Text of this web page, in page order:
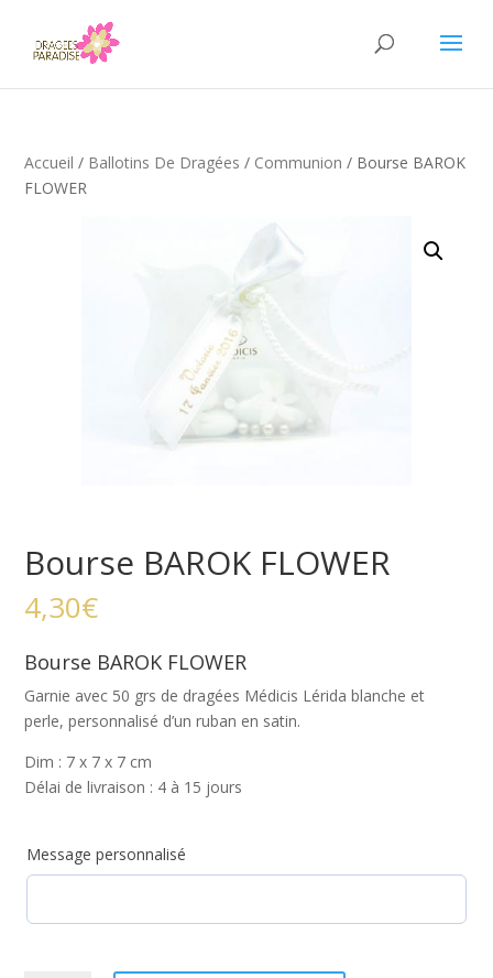
Accueil / Ballotins De Dragées / Communion / Bourse BAROK
FLOWER
Bourse BAROK FLOWER
4,30€
Bourse BAROK FLOWER
Garnie avec 50 grs de dragées Médicis Lérida blanche et
perle, personnalisé d’un ruban en satin.
Dim : 7 x 7 x 7 cm
Délai de livraison : 4 à 15 jours
Message personnalisé